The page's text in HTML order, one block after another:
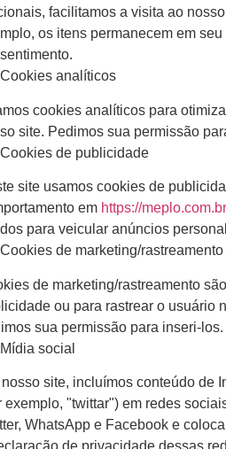
facilitamos a visita ao
os itens permanecem em
analíticos
cookies analíticos para
site. Pedimos sua permissão
de publicidade
site usamos cookies de
em https://meplo.com.br
para veicular anúncios
de marketing/rastreamento
de marketing/rastreamento
ou para rastrear o usuário
sua permissão para inseri-los.
social
nosso site, incluímos conteúdo de
exemplo, "twittar") em redes
WhatsApp e Facebook e
de privacidade dessas